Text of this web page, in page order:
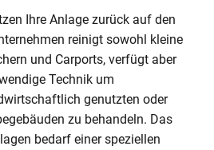
Ihre Anlage zurück auf den
reinigt sowohl kleine
und Carports, verfügt aber
Technik um
genutzten oder
zu behandeln. Das
bedarf einer speziellen